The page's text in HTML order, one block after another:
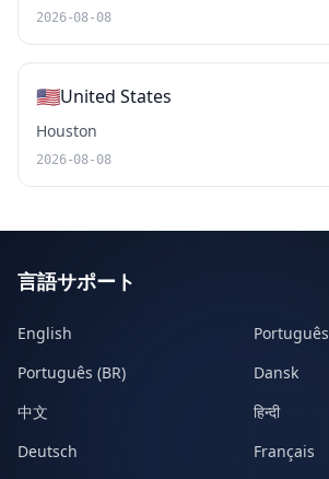
2026-08-08
🇺🇸United States
Houston
2026-08-08
言語サポート
English
Português
Português (BR)
Dansk
中文
हिन्दी
Deutsch
Français